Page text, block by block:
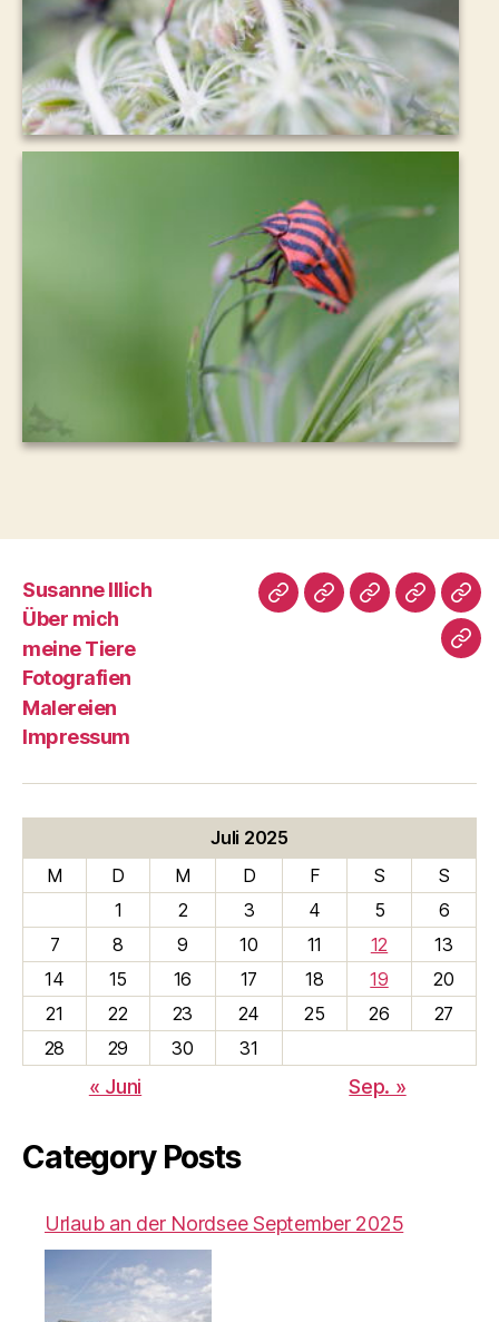
Susanne Illich
Über mich
meine Tiere
Fotografien
Malereien
Impressum
Susanne
Übermeine
Juli 2025
M
D M D F S
S
1
2 3 4 5
6
7
8 9 10 11 12
13
14
15 16 17 18 19
20
21
22 23 24 25 26
27
28
29 30 31
« Juni Sep. »
Category Posts
Urlaub an der Nordsee September 2025